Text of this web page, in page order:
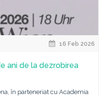
16 Feb 2026
ani de la dezrobirea
în parteneriat cu Academia